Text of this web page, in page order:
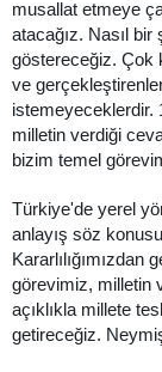
musallat etmeye
atacağız. Nasıl
göstereceğiz. Çok
ve
istemeyeceklerdir.
milletin verdiği
bizim temel
Türkiye'de yerel
anlayış söz
görevimiz, milletin
açıklıkla millete
getireceğiz.